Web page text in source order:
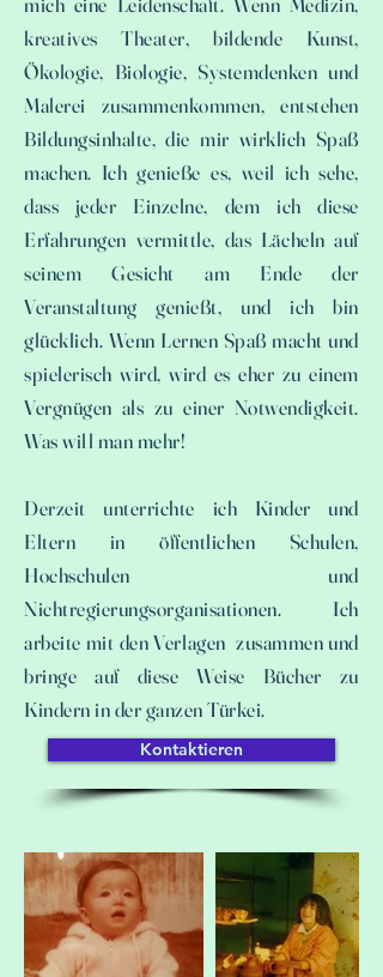
kreatives Theater, bildende Kunst,
Ökologie, Biologie, Systemdenken und
Malerei zusammenkommen, entstehen
Bildungsinhalte, die mir wirklich Spaß
machen. Ich genieße es, weil ich sehe,
dass jeder Einzelne, dem ich diese
Erfahrungen vermittle, das Lächeln auf
seinem Gesicht am Ende der
Veranstaltung genießt, und ich bin
glücklich. Wenn Lernen Spaß macht und
spielerisch wird, wird es eher zu einem
Vergnügen als zu einer Notwendigkeit.
Was will man mehr!
Derzeit unterrichte ich Kinder und
Eltern in öffentlichen Schulen,
Hochschulen und
Nichtregierungsorganisationen. Ich
arbeite mit den Verlagen zusammen und
bringe auf diese Weise Bücher zu
Kindern in der ganzen Türkei.
Kontaktieren